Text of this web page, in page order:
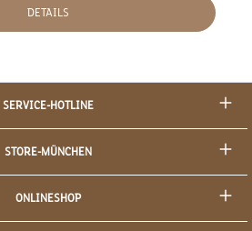
und ist oft sehr aktiv, somit
Um dies auszugleichen haben
verdaulich. Die Zutaten
hohe Akzeptanz,
mäkligen Hunden. Als
mittlerweile auch ein
und alle weiteren Zutaten
Großmarkt eingekauft. Jedes
DETAILS
SERVICE-HOTLINE
STORE-MÜNCHEN
ONLINESHOP